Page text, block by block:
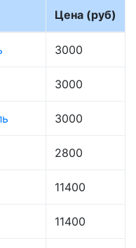
Цена (руб)
3000
3000
3000
2800
11400
11400